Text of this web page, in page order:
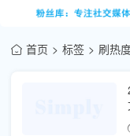
首页 标签 刷热